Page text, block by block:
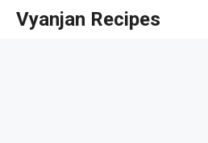
SkipVyanjan Recipes